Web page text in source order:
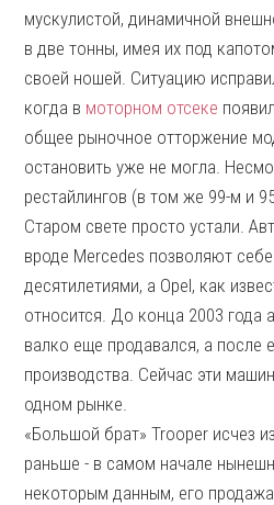
мускулистой, динамичной
в две тонны, имея их под
своей ношей. Ситуацию
когда в моторном отсеке
общее рыночное отторжение
остановить уже не могла.
рестайлингов (в том же 99-м и
Старом свете просто устали.
вроде Mercedes позволяют
десятилетиями, а Opel, как
относится. До конца 2003 года
валко еще продавался, а после
производства. Сейчас эти
одном рынке.
«Большой брат» Trooper исчез
раньше - в самом начале
некоторым данным, его